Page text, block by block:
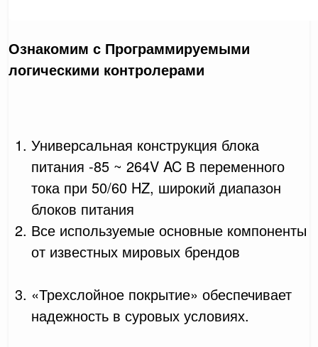
Ознакомим с Программируемыми
логическими контролерами
Универсальная конструкция блока
питания -85 ~ 264V AC В переменного
тока при 50/60 HZ, широкий диапазон
блоков питания
Все используемые основные компоненты
от известных мировых брендов
«Трехслойное покрытие» обеспечивает
надежность в суровых условиях.